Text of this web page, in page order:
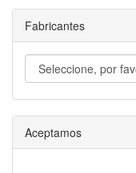
Fabricantes
Aceptamos